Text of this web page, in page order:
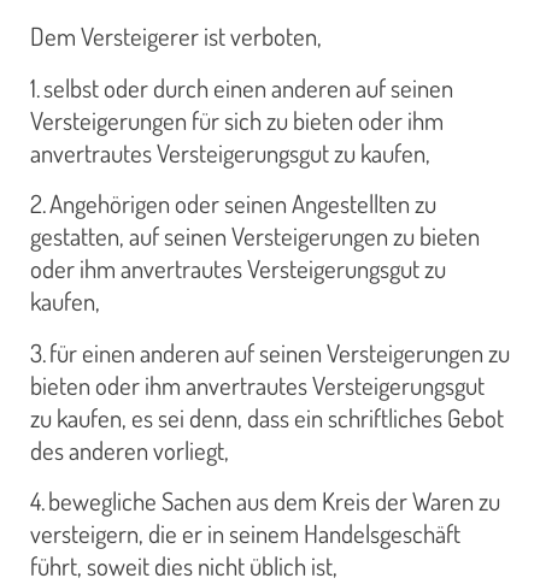
Dem Versteigerer ist verboten,
1. selbst oder durch einen anderen auf seinen
Versteigerungen für sich zu bieten oder ihm
anvertrautes Versteigerungsgut zu kaufen,
2. Angehörigen oder seinen Angestellten zu
gestatten, auf seinen Versteigerungen zu bieten
oder ihm anvertrautes Versteigerungsgut zu
kaufen,
3. für einen anderen auf seinen Versteigerungen zu
bieten oder ihm anvertrautes Versteigerungsgut
zu kaufen, es sei denn, dass ein schriftliches Gebot
des anderen vorliegt,
4. bewegliche Sachen aus dem Kreis der Waren zu
versteigern, die er in seinem Handelsgeschäft
führt, soweit dies nicht üblich ist,